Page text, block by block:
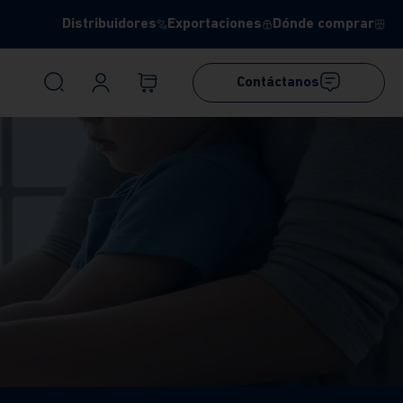
Distribuidores Exportaciones Dónde comprar
Contáctanos